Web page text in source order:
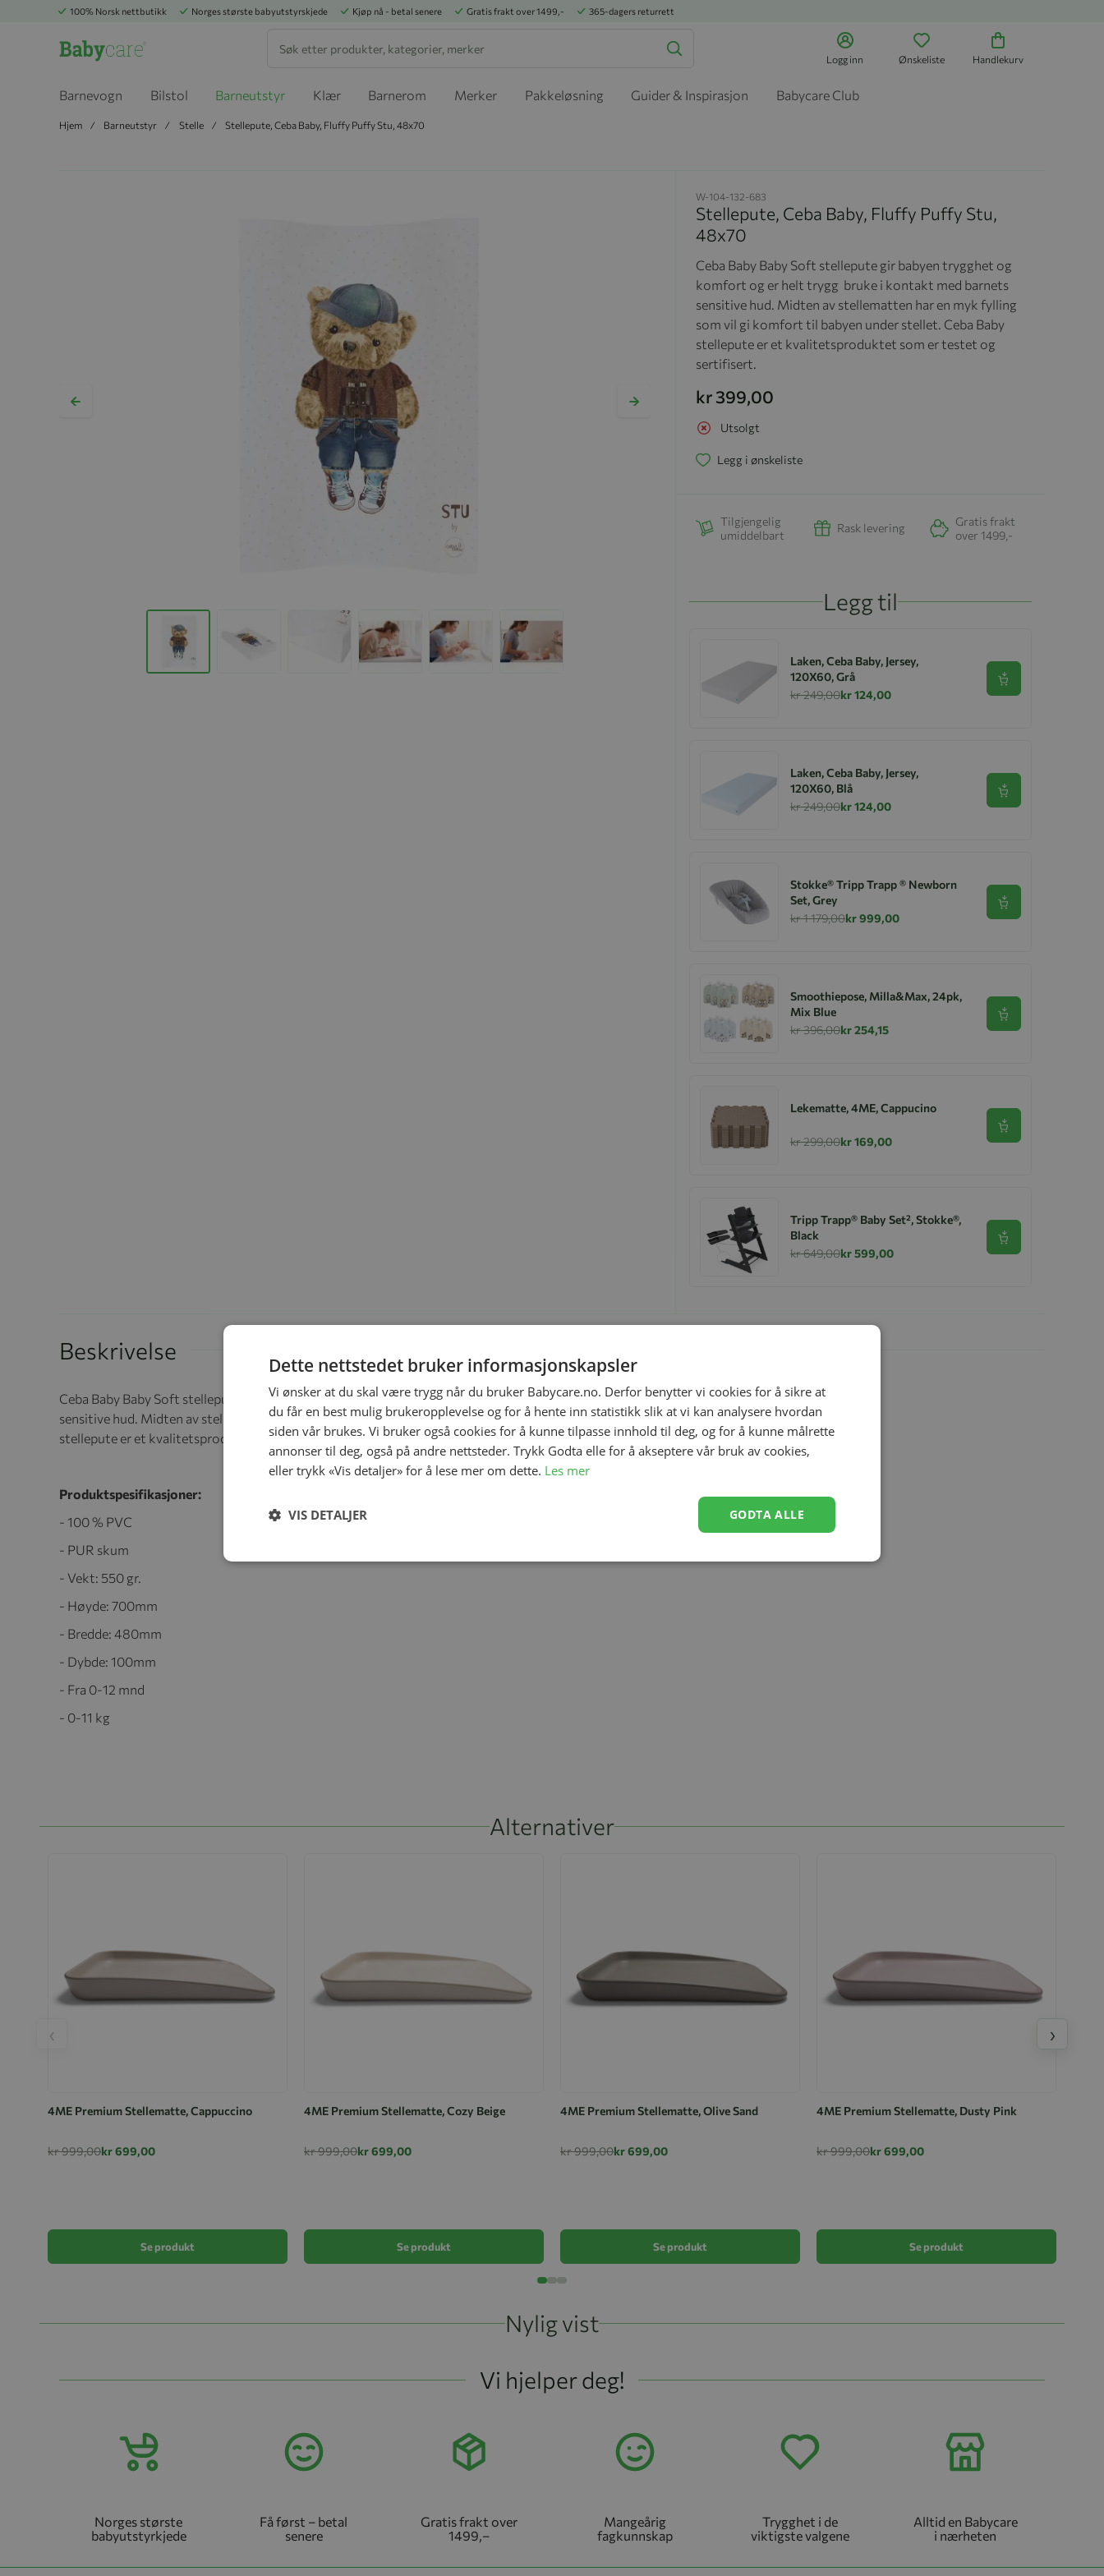
100% Norsk nettbutikk Norges største babyutstyrskjede Kjøp nå - betal senere Gratis frakt over 1499,- 365-dagers returrett
Logg inn Ønskeliste Handlekurv
Barnevogn Bilstol Barneutstyr Klær Barnerom Merker Pakkeløsning Guider & Inspirasjon Babycare Club
Hjem Barneutstyr Stelle Stellepute, Ceba Baby, Fluffy Puffy Stu, 48x70
W-104-132-683
Stellepute, Ceba Baby, Fluffy Puffy Stu,
48x70
Ceba Baby Baby Soft stellepute gir babyen trygghet og
komfort og er helt trygg bruke i kontakt med barnets
sensitive hud. Midten av stellematten har en myk fylling
som vil gi komfort til babyen under stellet. Ceba Baby
stellepute er et kvalitetsproduktet som er testet og
sertifisert.
kr 399,00
Utsolgt
Legg i ønskeliste
Tilgjengelig
umiddelbart
Rask levering
Gratis frakt
over 1499,-
Legg til
Laken, Ceba Baby, Jersey,
120X60, Grå
kr 249,00kr 124,00
Se produkt
Laken, Ceba Baby, Jersey,
120X60, Blå
kr 249,00kr 124,00
Se produkt
Stokke® Tripp Trapp ® Newborn
Set, Grey
kr 1 179,00kr 999,00
Se produkt
Smoothiepose, Milla&Max, 24pk,
Mix Blue
kr 396,00kr 254,15
Se produkt
Lekematte, 4ME, Cappucino
kr 299,00kr 169,00
Se produkt
Tripp Trapp® Baby Set², Stokke®,
Black
kr 649,00kr 599,00
Se produkt
Beskrivelse
Ceba Baby Baby Soft stellepute gir babyen trygghet og komfort og er helt trygg bruke i kontakt med barnets
sensitive hud. Midten av stellematten har en myk fylling som vil gi komfort til babyen under stellet. Ceba Baby
stellepute er et kvalitetsproduktet som er testet og sertifisert.
Produktspesifikasjoner:
- 100 % PVC
- PUR skum
- Vekt: 550 gr.
- Høyde: 700mm
- Bredde: 480mm
- Dybde: 100mm
- Fra 0-12 mnd
- 0-11 kg
Alternativer
4ME Premium Stellematte, Cappuccino
kr 999,00kr 699,00
Se produkt
4ME Premium Stellematte, Cozy Beige
kr 999,00kr 699,00
Se produkt
4ME Premium Stellematte, Olive Sand
kr 999,00kr 699,00
Se produkt
4ME Premium Stellematte, Dusty Pink
kr 999,00kr 699,00
Se produkt
‹ ›
Nylig vist
Vi hjelper deg!
Norges største
babyutstyrkjede
Få først – betal
senere
Gratis frakt over
1499,–
Mangeårig
fagkunnskap
Trygghet i de
viktigste valgene
Alltid en Babycare
i nærheten
Dette nettstedet bruker informasjonskapsler
Vi ønsker at du skal være trygg når du bruker Babycare.no. Derfor benytter vi cookies for å sikre at
du får en best mulig brukeropplevelse og for å hente inn statistikk slik at vi kan analysere hvordan
siden vår brukes. Vi bruker også cookies for å kunne tilpasse innhold til deg, og for å kunne målrette
annonser til deg, også på andre nettsteder. Trykk Godta elle for å akseptere vår bruk av cookies,
eller trykk «Vis detaljer» for å lese mer om dette. Les mer
GODTA ALLE
VIS DETALJER